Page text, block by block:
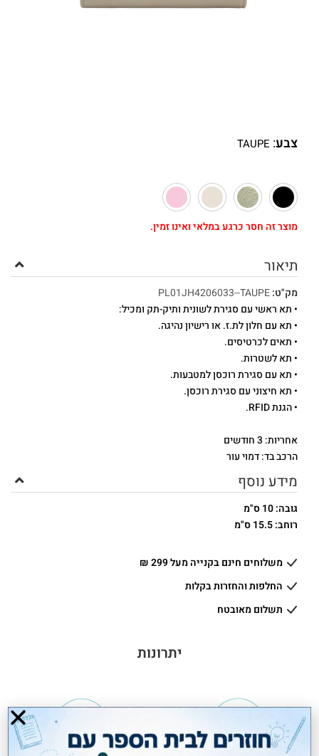
צבע:
TAUPE
מוצר זה חסר כרגע במלאי ואינו זמין.
תיאור
מק"ט:PL01JH4206033--TAUPE
• תא ראשי עם סגירת לשונית ותיק-תק ומכיל:
• תא עם חלון לת.ז. או רישיון נהיגה.
• תאים לכרטיסים.
• תא לשטרות.
• תא עם סגירת רוכסן למטבעות.
• תא חיצוני עם סגירת רוכסן.
• הגנת RFID.
אחריות: 3 חודשים
הרכב בד: דמוי עור
מידע נוסף
גובה: 10 ס"מ
רוחב: 15.5 ס"מ
משלוחים חינם בקנייה מעל 299 ₪
החלפות והחזרות בקלות
תשלום מאובטח
יתרונות